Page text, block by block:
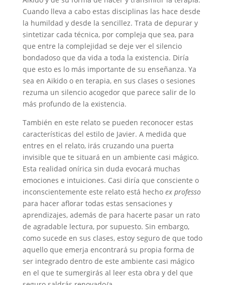
Cuando lleva a cabo estas disciplinas las hace desde
la humildad y desde la sencillez. Trata de depurar y
sintetizar cada técnica, por compleja que sea, para
que entre la complejidad se deje ver el silencio
bondadoso que da vida a toda la existencia. Diría
que esto es lo más importante de su enseñanza. Ya
sea en Aikido o en terapia, en sus clases o sesiones
rezuma un silencio acogedor que parece salir de lo
más profundo de la existencia.
También en este relato se pueden reconocer estas
características del estilo de Javier. A medida que
entres en el relato, irás cruzando una puerta
invisible que te situará en un ambiente casi mágico.
Esta realidad onírica sin duda evocará muchas
emociones e intuiciones. Casi diría que consciente o
inconscientemente este relato está hecho ex professo
para hacer aflorar todas estas sensaciones y
aprendizajes, además de para hacerte pasar un rato
de agradable lectura, por supuesto. Sin embargo,
como sucede en sus clases, estoy seguro de que todo
aquello que emerja encontrará su propia forma de
ser integrado dentro de este ambiente casi mágico
en el que te sumergirás al leer esta obra y del que